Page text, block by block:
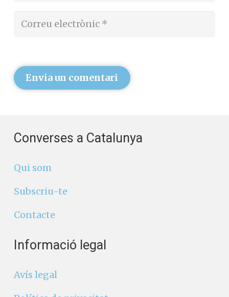
Envia un comentari
Converses a Catalunya
Qui som
Subscriu-te
Contacte
Informació legal
Avís legal